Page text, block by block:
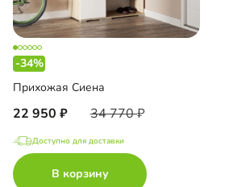
-34%
Прихожая Сиена
22 950 34 770
Доступно для доставки
В корзину